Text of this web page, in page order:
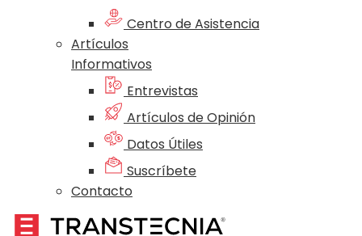
Centro de Asistencia
Artículos
Informativos
Entrevistas
Artículos de Opinión
Datos Útiles
Suscríbete
Contacto